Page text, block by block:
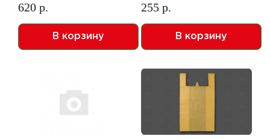
620 р.
В корзину
255 р.
В корзину